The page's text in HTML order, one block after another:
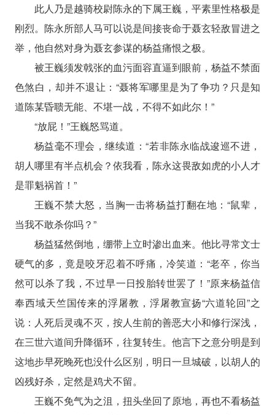
此人乃是越骑校尉陈永的下属王巍，平素里性格极是
刚烈。陈永所部人马可以说是间接丧命于聂玄轻敌冒进之
举，他自然对身为聂玄参谋的杨益痛恨之极。
被王巍须发戟张的血污面容直逼到眼前，杨益不禁面
色煞白，却并不退让：“聂将军哪里是为了争功？只是知
道陈某昏聩无能、不堪一战，不得不如此尔！”
“放屁！”王巍怒骂道。
杨益毫不理会，继续道：“若非陈永临战逡巡不进，
胡人哪里有半点机会？依我看，陈永这畏敌如虎的小人才
是罪魁祸首！”
王巍不禁大怒，当胸一击将杨益打翻在地：“鼠辈，
当我不敢杀你吗？”
杨益猛然倒地，绷带上立时渗出血来。他比寻常文士
硬气的多，竟是咬牙忍着不呼痛，冷笑道：“老卒，你当
然可以杀了我，不过早一日投胎转世罢了！”原来杨益信
奉西域天竺国传来的浮屠教，浮屠教宣扬“六道轮回”之
说：人死后灵魂不灭，按人生前的善恶大小和修行深浅，
在三世六道间升降循环，往复转生。他言下之意分明是到
这地步早死晚死也没什么区别，明日一旦城破，以胡人的
凶残好杀，定然是鸡犬不留。
王巍不免气为之沮，扭头坐回了原地，再也不看杨益